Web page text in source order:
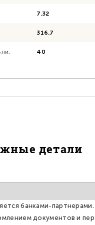
7.32
316.7
40
детали
банками-
документов и